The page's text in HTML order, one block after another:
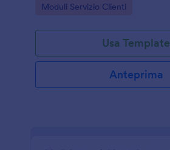
Go to Category:
Moduli Servizio Clienti
Usa Template
Anteprima